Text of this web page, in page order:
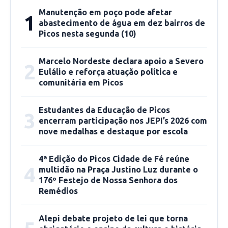
convivem com a estiagem, entre eles Caracol,
Jaicós, São Braz do Piauí e Fartura do Piauí”,
Devido o baixo acúmulo de água nos
as regiões que necessitarão de abastecimento
com caminhões-pipa. “Buscamos encontrar, em
cada município, a alternativa mais viável do
segurança para que a população seja
abastecida”, acrescenta o governador.
Governo do Piauí)
1
Manutenção em poço pode afetar
abastecimento de água em dez bairros de
Picos nesta segunda (10)
2 Marcelo Nordeste declara apoio a Severo
Eulálio e reforça atuação política e
comunitária em Picos
3
Estudantes da Educação de Picos
encerram participação nos JEPI’s 2026 com
nove medalhas e destaque por escola
4
4ª Edição do Picos Cidade de Fé reúne
multidão na Praça Justino Luz durante o
176º Festejo de Nossa Senhora dos
Remédios
Alepi debate projeto de lei que torna